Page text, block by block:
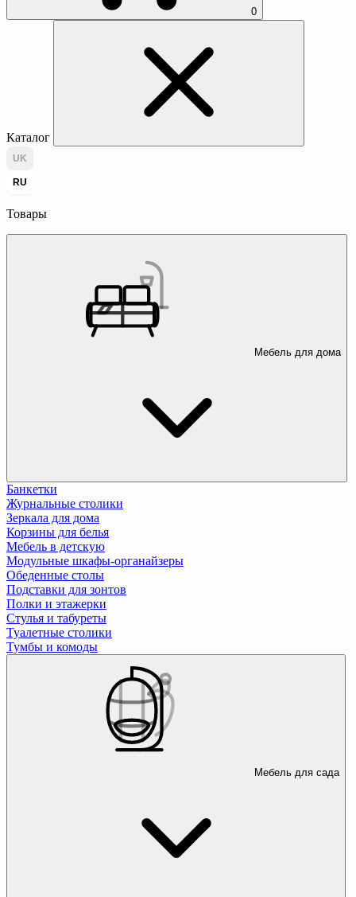
0
Каталог
UK
RU
Товары
Мебель для дома
Банкетки
Журнальные столики
Зеркала для дома
Корзины для белья
Мебель в детскую
Модульные шкафы-органайзеры
Обеденные столы
Подставки для зонтов
Полки и этажерки
Стулья и табуреты
Туалетные столики
Тумбы и комоды
Мебель для сада